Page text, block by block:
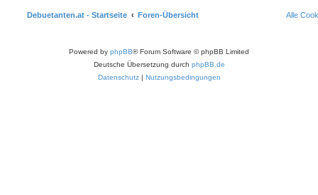
Debuetanten.at - Startseite Foren-Übersicht Alle
Powered by phpBB® Forum Software © phpBB Limited
Deutsche Übersetzung durch phpBB.de
Datenschutz | Nutzungsbedingungen